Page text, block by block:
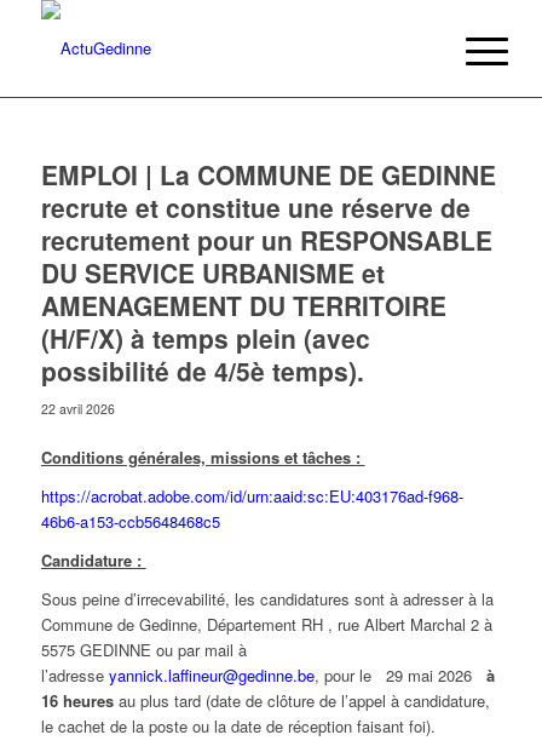
EMPLOI | La COMMUNE DE GEDINNE
recrute et constitue une réserve de
recrutement pour un RESPONSABLE
DU SERVICE URBANISME et
AMENAGEMENT DU TERRITOIRE
(H/F/X) à temps plein (avec
possibilité de 4/5è temps).
22 avril 2026
Conditions générales, missions et tâches :
https://acrobat.adobe.com/id/urn:aaid:sc:EU:403176ad-f968-
46b6-a153-ccb5648468c5
Candidature :
Sous peine d’irrecevabilité, les candidatures sont à adresser à la
Commune de Gedinne, Département RH , rue Albert Marchal 2 à
5575 GEDINNE ou par mail à
l’adresse yannick.laffineur@gedinne.be, pour le 29 mai 2026 à
16 heuresau plus tard (date de clôture de l’appel à candidature,
le cachet de la poste ou la date de réception faisant foi).